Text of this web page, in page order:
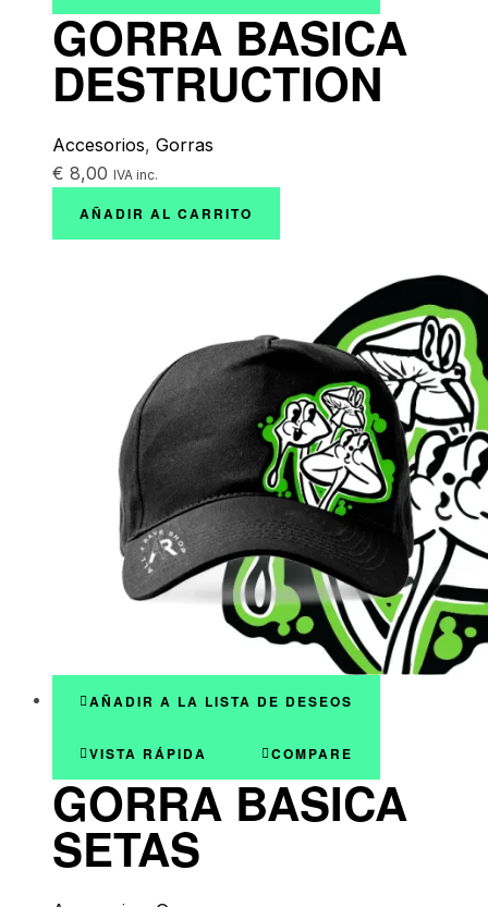
GORRA BASICA
DESTRUCTION
Accesorios, Gorras
€ 8,00 IVA inc.
AÑADIR AL CARRITO
AÑADIR A LA LISTA DE DESEOS
VISTA RÁPIDA COMPARE
GORRA BASICA
SETAS